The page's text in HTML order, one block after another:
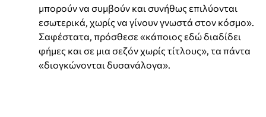
μπορούν να συμβούν και συνήθως επιλύονται
εσωτερικά, χωρίς να γίνουν γνωστά στον κόσμο».
Σαφέστατα, πρόσθεσε «κάποιος εδώ διαδίδει
φήμες και σε μια σεζόν χωρίς τίτλους», τα πάντα
«διογκώνονται δυσανάλογα».